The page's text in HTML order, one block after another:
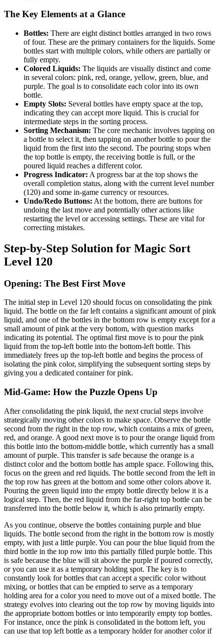
The Key Elements at a Glance
Bottles: There are eight distinct bottles arranged in two rows
of four. These are the primary containers for the liquids. Some
bottles start with multiple colors, while others are partially or
fully empty.
Colored Liquids: The liquids are visually distinct and come
in several colors: pink, red, orange, yellow, green, blue, and
purple. The goal is to consolidate each color into its own
bottle.
Empty Slots: Several bottles have empty space at the top,
indicating they can accept more liquid. This is crucial for
intermediate steps in the sorting process.
Sorting Mechanism: The core mechanic involves tapping on
a bottle to select it, then tapping on another bottle to pour the
liquid from the first into the second. The pouring stops when
the top bottle is empty, the receiving bottle is full, or the
poured liquid reaches a different color.
Progress Indicator: A progress bar at the top shows the
overall completion status, along with the current level number
(120) and some in-game currency or resources.
Undo/Redo Buttons: At the bottom, there are buttons for
undoing the last move and potentially other actions like
restarting the level or accessing settings. These are vital for
correcting mistakes.
Step-by-Step Solution for Magic Sort
Level 120
Opening: The Best First Move
The initial step in Level 120 should focus on consolidating the pink
liquid. The bottle on the far left contains a significant amount of pink
liquid, and one of the bottles in the bottom row is empty except for a
small amount of pink at the very bottom, with question marks
indicating its potential. The optimal first move is to pour the pink
liquid from the top-left bottle into the bottom-left bottle. This
immediately frees up the top-left bottle and begins the process of
isolating the pink color, simplifying the subsequent sorting steps by
giving you a dedicated container for pink.
Mid-Game: How the Puzzle Opens Up
After consolidating the pink liquid, the next crucial steps involve
strategically moving other colors to make space. Observe the bottle
second from the right in the top row, which contains a mix of green,
red, and orange. A good next move is to pour the orange liquid from
this bottle into the bottom-middle bottle, which currently has a small
amount of purple. This transfer is safe because the orange is a
distinct color and the bottom bottle has ample space. Following this,
focus on the green and red liquids. The bottle second from the left in
the top row has green at the bottom and some other colors above it.
Pouring the green liquid into the empty bottle directly below it is a
logical step. Then, the red liquid from the far-right top bottle can be
transferred into the bottle below it, which is also primarily empty.
As you continue, observe the bottles containing purple and blue
liquids. The bottle second from the right in the bottom row is mostly
empty, with just a little purple. You can pour the blue liquid from the
third bottle in the top row into this partially filled purple bottle. This
is safe because the blue will sit above the purple if poured correctly,
or you can use it as a temporary holding spot. The key is to
constantly look for bottles that can accept a specific color without
mixing, or bottles that can be emptied to serve as a temporary
holding area for a color you need to move out of a mixed bottle. The
strategy evolves into clearing out the top row by moving liquids into
the appropriate bottom bottles or into temporarily empty top bottles.
For instance, once the pink is consolidated in the bottom left, you
can use that top left bottle as a temporary holder for another color if